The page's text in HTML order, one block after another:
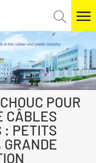
POUR
CÂBLES
: PETITS
GRANDE